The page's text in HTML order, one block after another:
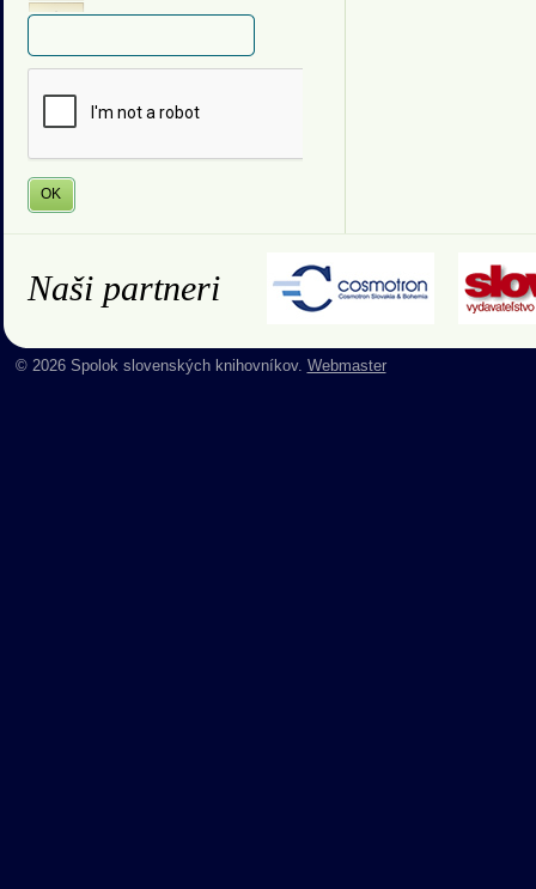
Naši partneri
© 2026 Spolok slovenských knihovníkov. Webmaster